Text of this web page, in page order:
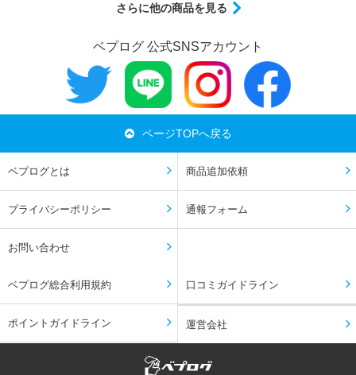
さらに他の商品を見る
ベプログ 公式SNSアカウント
ページTOPへ戻る
ベプログとは 商品追加依頼
プライバシーポリシー 通報フォーム
お問い合わせ
ベプログ総合利用規約 口コミガイドライン
ポイントガイドライン 運営会社